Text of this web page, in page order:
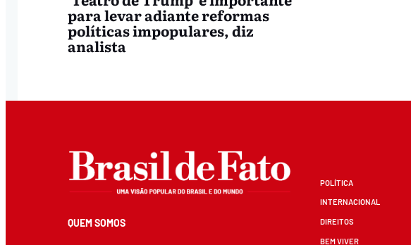
para levar adiante reformas
políticas impopulares, diz
analista
QUEM SOMOS
POLÍTICA
INTERNACIONAL
DIREITOS
BEM VIVER